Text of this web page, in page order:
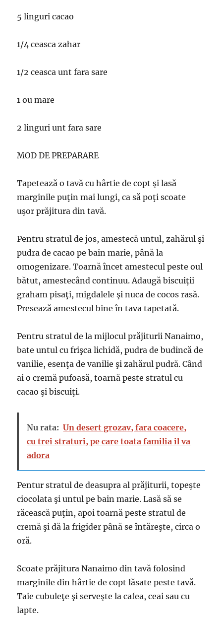
5 linguri cacao
1/4 ceasca zahar
1/2 ceasca unt fara sare
1 ou mare
2 linguri unt fara sare
MOD DE PREPARARE
Tapetează o tavă cu hârtie de copt şi lasă
marginile puţin mai lungi, ca să poţi scoate
uşor prăjitura din tavă.
Pentru stratul de jos, amestecă untul, zahărul şi
pudra de cacao pe bain marie, până la
omogenizare. Toarnă încet amestecul peste oul
bătut, amestecând continuu. Adaugă biscuiţii
graham pisaţi, migdalele şi nuca de cocos rasă.
Presează amestecul bine în tava tapetată.
Pentru stratul de la mijlocul prăjiturii Nanaimo,
bate untul cu frişca lichidă, pudra de budincă de
vanilie, esenţa de vanilie şi zahărul pudră. Când
ai o cremă pufoasă, toarnă peste stratul cu
cacao şi biscuiţi.
Nu rata: Un desert grozav, fara coacere,
cu trei straturi, pe care toata familia il va
adora
Pentur stratul de deasupra al prăjiturii, topeşte
ciocolata şi untul pe bain marie. Lasă să se
răcească puţin, apoi toarnă peste stratul de
cremă şi dă la frigider până se întăreşte, circa o
oră.
Scoate prăjitura Nanaimo din tavă folosind
marginile din hârtie de copt lăsate peste tavă.
Taie cubuleţe şi serveşte la cafea, ceai sau cu
lapte.